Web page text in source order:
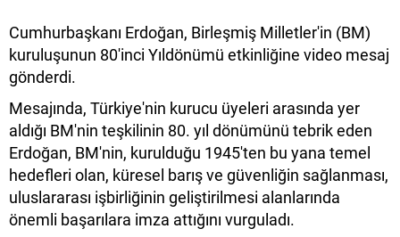
Cumhurbaşkanı Erdoğan, Birleşmiş Milletler'in (BM)
kuruluşunun 80'inci Yıldönümü etkinliğine video mesaj
gönderdi.
Mesajında, Türkiye'nin kurucu üyeleri arasında yer
aldığı BM'nin teşkilinin 80. yıl dönümünü tebrik eden
Erdoğan, BM'nin, kurulduğu 1945'ten bu yana temel
hedefleri olan, küresel barış ve güvenliğin sağlanması,
uluslararası işbirliğinin geliştirilmesi alanlarında
önemli başarılara imza attığını vurguladı.